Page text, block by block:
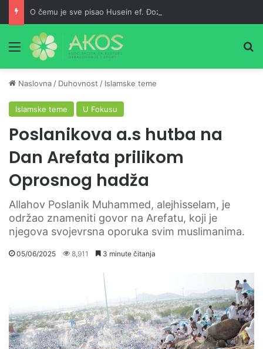
O čemu je sve pisao Husein ef. Đozo
Meni
Naslovna / Duhovnost / Islamske teme
Islamske teme U Fokusu
Poslanikova a.s hutba na
Dan Arefata prilikom
Oprosnog hadža
Allahov Poslanik Muhammed, alejhisselam, je
održao znameniti govor na Arefatu, koji je
njegova svojevrsna oporuka svim muslimanima.
05/06/2025 8,911 3 minute čitanja